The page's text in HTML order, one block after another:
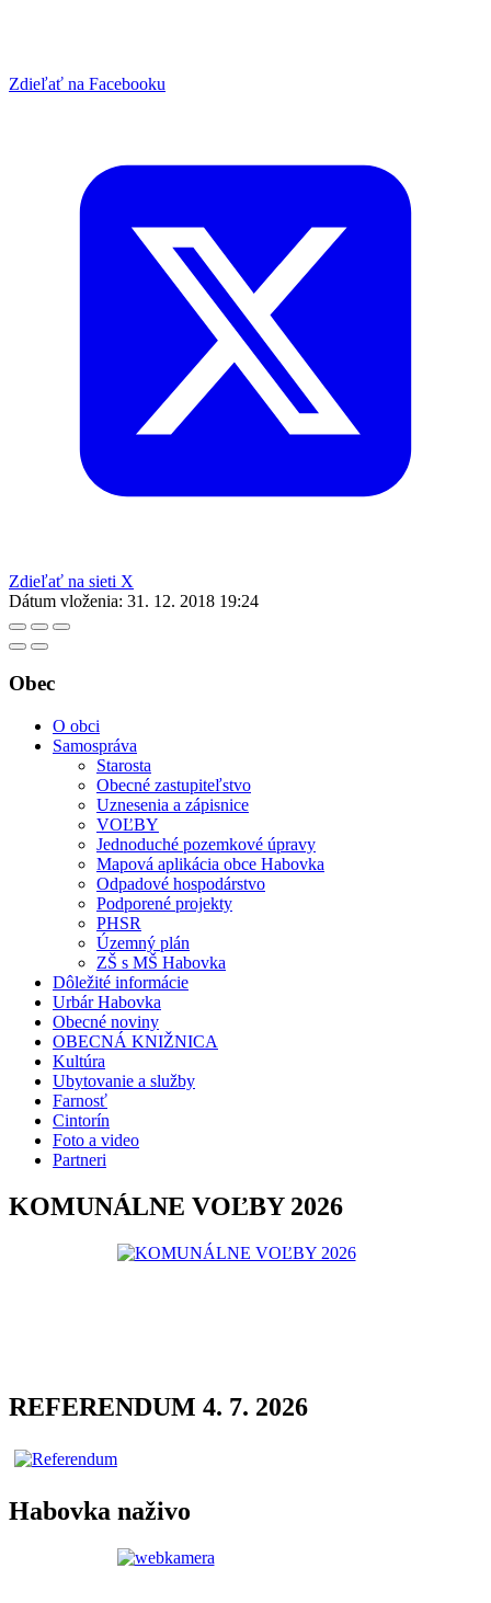
Zdieľať na Facebooku
Zdieľať na sieti X
Dátum vloženia: 31. 12. 2018 19:24
Obec
O obci
Samospráva
Starosta
Obecné zastupiteľstvo
Uznesenia a zápisnice
VOĽBY
Jednoduché pozemkové úpravy
Mapová aplikácia obce Habovka
Odpadové hospodárstvo
Podporené projekty
PHSR
Územný plán
ZŠ s MŠ Habovka
Dôležité informácie
Urbár Habovka
Obecné noviny
OBECNÁ KNIŽNICA
Kultúra
Ubytovanie a služby
Farnosť
Cintorín
Foto a video
Partneri
KOMUNÁLNE VOĽBY 2026
REFERENDUM 4. 7. 2026
Habovka naživo